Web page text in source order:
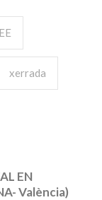
xerrada
EN
València)